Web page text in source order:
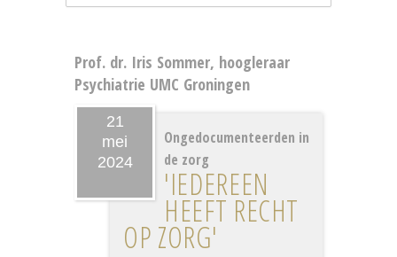
Prof. dr. Iris Sommer, hoogleraar
Psychiatrie UMC Groningen
21
mei
2024
Ongedocumenteerden in
de zorg
'IEDEREEN
HEEFT RECHT
OP ZORG'